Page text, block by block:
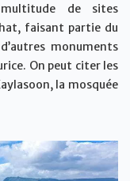
de sites
faisant partie du
monuments
On peut citer les
la mosquée